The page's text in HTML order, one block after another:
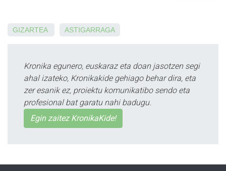
GIZARTEA ASTIGARRAGA
Kronika egunero, euskaraz eta doan jasotzen segi
ahal izateko, Kronikakide gehiago behar dira, eta
zer esanik ez, proiektu komunikatibo sendo eta
profesional bat garatu nahi badugu.
Egin zaitez KronikaKide!